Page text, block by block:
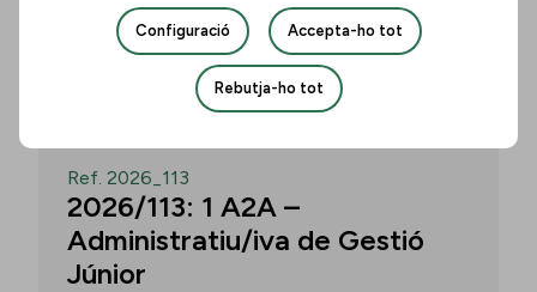
Uneix-te
Ref. 2026_113
2026/113: 1 A2A –
Administratiu/iva de Gestió
Júnior
Configuració Accepta-ho tot
Rebutja-ho tot